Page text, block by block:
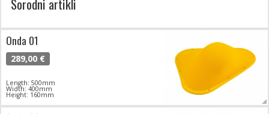
Onda 01
289,00 €
Length: 500mm
Width: 400mm
Height: 160mm